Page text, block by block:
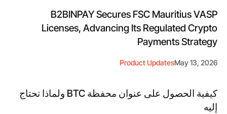
B2BINPAY Secures FSC Mauritius VASP
Licenses, Advancing Its Regulated Crypto
Payments Strategy
May 13, 2026
Product Updates
كيفية الحصول على عنوان محفظة BTC ولماذا تحتاج
إليه